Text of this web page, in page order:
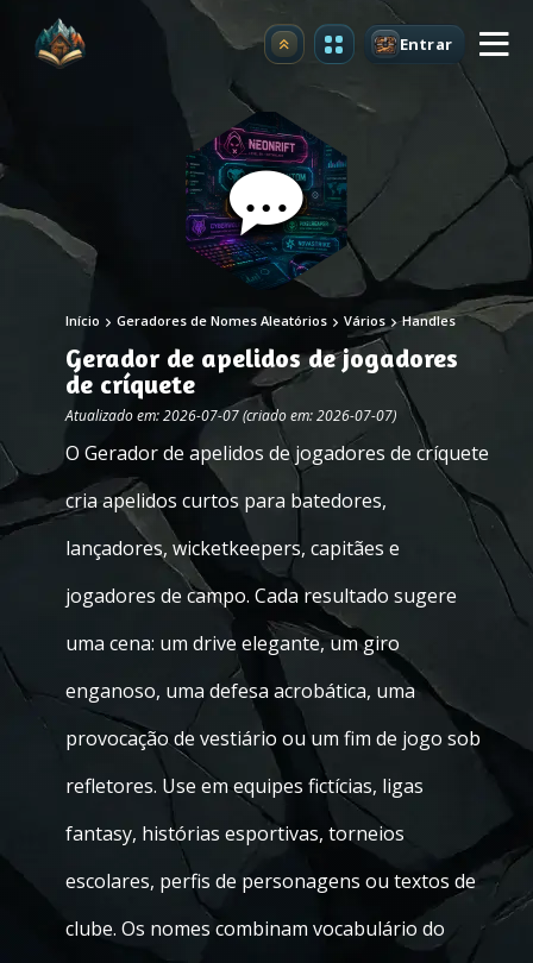
Atualizar Entrar
Início Geradores de Nomes Aleatórios Vários Handles
Gerador de apelidos de jogadores
de críquete
Atualizado em: 2026-07-07 (criado em: 2026-07-07)
O Gerador de apelidos de jogadores de críquete
cria apelidos curtos para batedores,
lançadores, wicketkeepers, capitães e
jogadores de campo. Cada resultado sugere
uma cena: um drive elegante, um giro
enganoso, uma defesa acrobática, uma
provocação de vestiário ou um fim de jogo sob
refletores. Use em equipes fictícias, ligas
fantasy, histórias esportivas, torneios
escolares, perfis de personagens ou textos de
clube. Os nomes combinam vocabulário do